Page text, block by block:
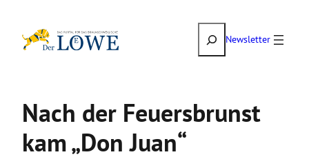
Inhalt
SuchenNewsletter
Nach der Feuers­brunst
kam „Don Juan“